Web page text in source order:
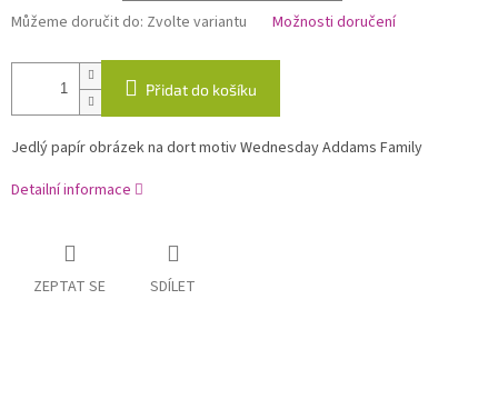
Můžeme doručit do: Zvolte variantu Možnosti doručení
Přidat do košíku
Jedlý papír obrázek na dort motiv Wednesday Addams Family
Detailní informace
ZEPTAT SE SDÍLET